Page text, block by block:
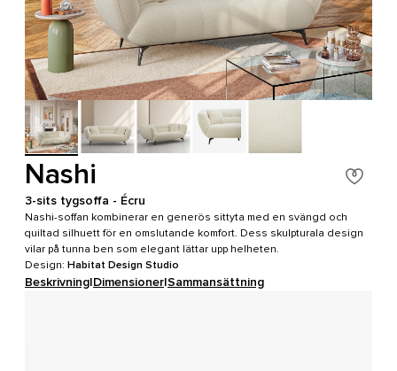
Nashi
3-sits tygsoffa - Écru
Nashi-soffan kombinerar en generös sittyta med en svängd och
quiltad silhuett för en omslutande komfort. Dess skulpturala design
vilar på tunna ben som elegant lättar upp helheten.
Design: Habitat Design Studio
Beskrivning|Dimensioner|Sammansättning